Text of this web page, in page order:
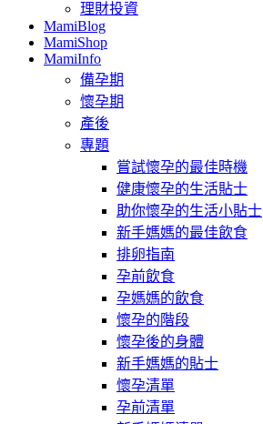
理財投資
MamiBlog
MamiShop
MamiInfo
備孕期
懷孕期
產後
專題
嘗試懷孕的最佳時機
健康懷孕的生活貼士
助你懷孕的生活小貼士
新手媽媽的最佳飲食
排卵指南
孕前飲食
孕媽媽的飲食
懷孕的階段
懷孕後的身體
新手媽媽的貼士
懷孕清單
孕前清單